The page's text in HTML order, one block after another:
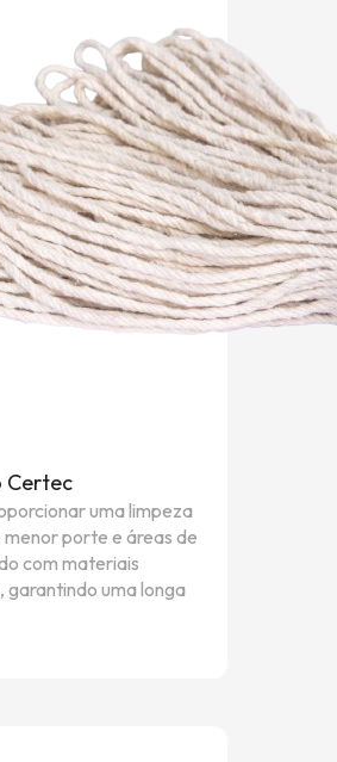
Certec
uma limpeza
porte e áreas de
com materiais
garantindo uma longa